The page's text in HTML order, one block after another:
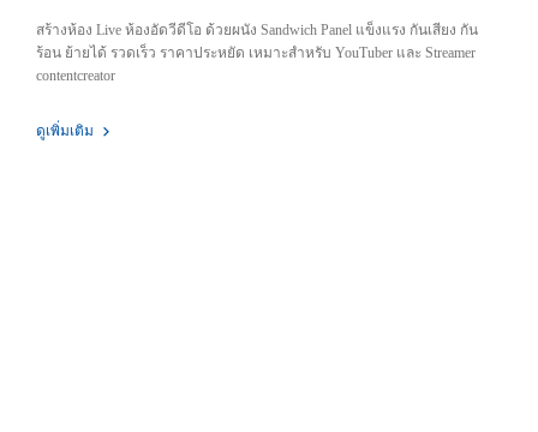
สร้างห้อง Live ห้องอัดวีดีโอ ด้วยผนัง Sandwich Panel แข็งแรง กันเสียง กัน
ร้อน ย้ายได้ รวดเร็ว ราคาประหยัด เหมาะสำหรับ YouTuber และ Streamer
contentcreator
ดูเพิ่มเติม